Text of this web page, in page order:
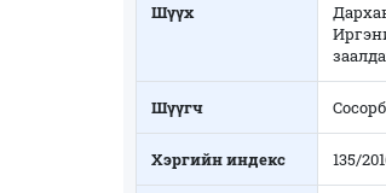
Шүүх
Шүүгч
Хэргийн индекс 135/